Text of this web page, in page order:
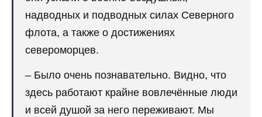
надводных и подводных силах Северного
флота, а также о достижениях
североморцев.
– Было очень познавательно. Видно, что
здесь работают крайне вовлечённые люди
и всей душой за него переживают. Мы